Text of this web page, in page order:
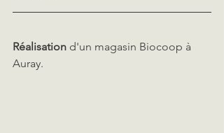
Réalisation d'un magasin Biocoop à
Auray.